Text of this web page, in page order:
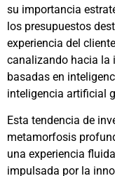
su importancia
los presupuestos
experiencia del
canalizando hacia la
basadas en
inteligencia artificial
Esta tendencia de
metamorfosis
una experiencia
impulsada por la